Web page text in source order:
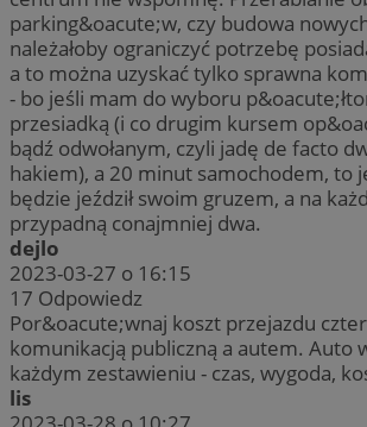
parking&oacute;w, czy budowa
należałoby ograniczyć potrzebę
a to można uzyskać tylko sprawna
- bo jeśli mam do wyboru
przesiadką (i co drugim kursem
bądź odwołanym, czyli jadę de facto
hakiem), a 20 minut samochodem, to
będzie jeździł swoim gruzem, a na
przypadną conajmniej dwa.
dejlo
2023-03-27 o 16:15
17 Odpowiedz
Por&oacute;wnaj koszt przejazdu
komunikacją publiczną a autem. Auto
każdym zestawieniu - czas, wygoda,
lis